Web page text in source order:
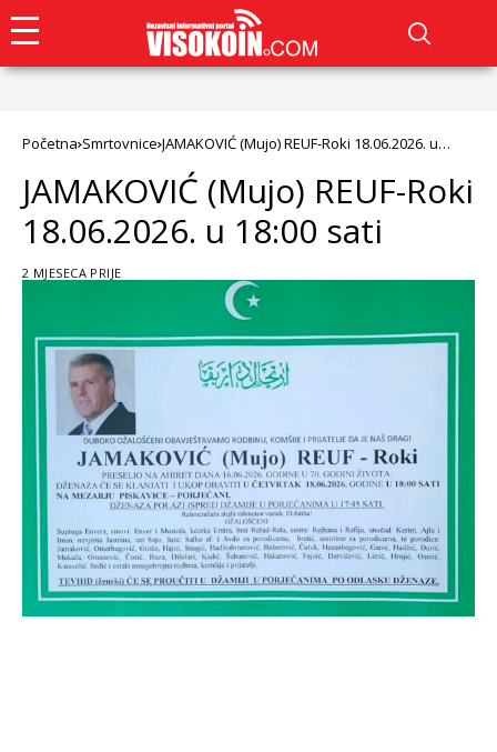
Početna Smrtovnice JAMAKOVIĆ (Mujo) REUF-Roki 18.06.2026. u
JAMAKOVIĆ (Mujo) REUF-Roki
18.06.2026. u 18:00 sati
2 MJESECA PRIJE